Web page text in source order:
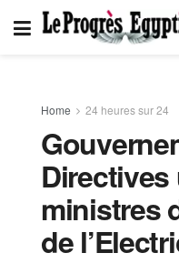
Home 24 heures sur 24
ministres
de